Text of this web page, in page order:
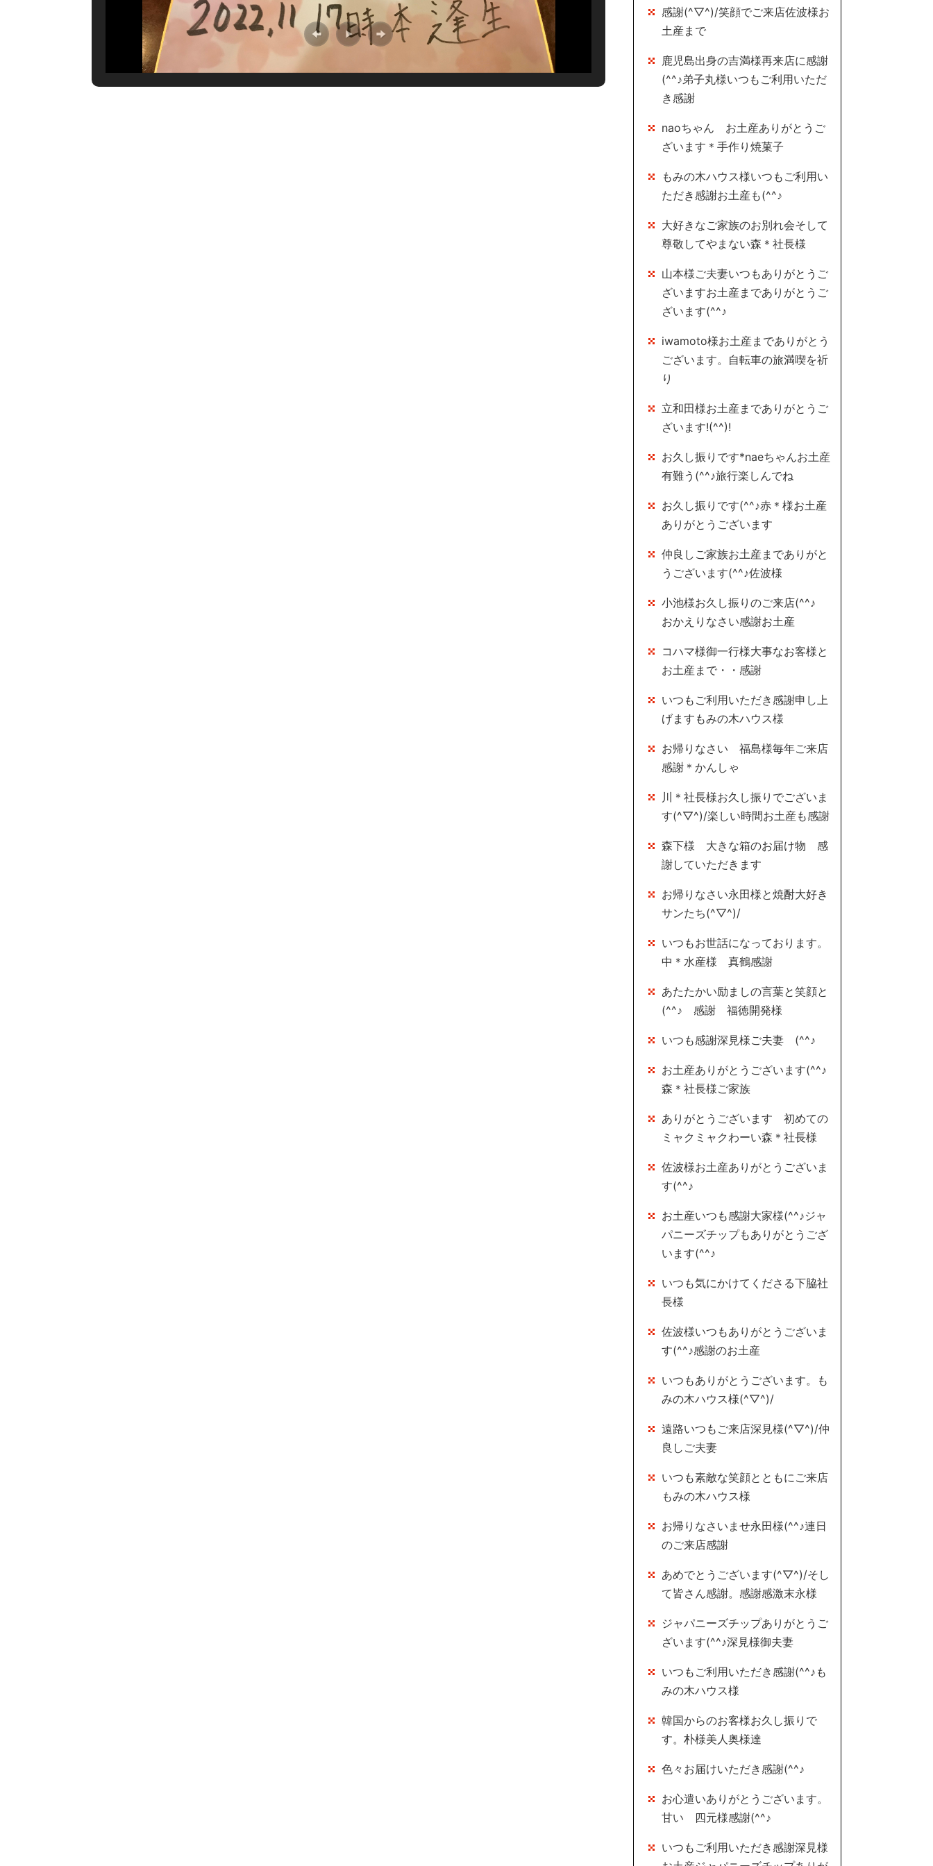
感謝(^▽^)/笑顔でご来店佐波様お
土産まで
鹿児島出身の吉満様再来店に感謝
(^^♪弟子丸様いつもご利用いただ
き感謝
naoちゃん お土産ありがとうご
ざいます＊手作り焼菓子
もみの木ハウス様いつもご利用い
ただき感謝お土産も(^^♪
大好きなご家族のお別れ会そして
尊敬してやまない森＊社長様
山本様ご夫妻いつもありがとうご
ざいますお土産までありがとうご
ざいます(^^♪
iwamoto様お土産までありがとう
ございます。自転車の旅満喫を祈
り
立和田様お土産までありがとうご
ざいます!(^^)!
お久し振りです*naeちゃんお土産
有難う(^^♪旅行楽しんでね
お久し振りです(^^♪赤＊様お土産
ありがとうございます
仲良しご家族お土産までありがと
うございます(^^♪佐波様
小池様お久し振りのご来店(^^♪
おかえりなさい感謝お土産
コハマ様御一行様大事なお客様と
お土産まで・・感謝
いつもご利用いただき感謝申し上
げますもみの木ハウス様
お帰りなさい 福島様毎年ご来店
感謝＊かんしゃ
川＊社長様お久し振りでございま
す(^▽^)/楽しい時間お土産も感謝
森下様 大きな箱のお届け物 感
謝していただきます
お帰りなさい永田様と焼酎大好き
サンたち(^▽^)/
いつもお世話になっております。
中＊水産様 真鶴感謝
あたたかい励ましの言葉と笑顔と
(^^♪ 感謝 福徳開発様
いつも感謝深見様ご夫妻 (^^♪
お土産ありがとうございます(^^♪
森＊社長様ご家族
ありがとうございます 初めての
ミャクミャクわーい森＊社長様
佐波様お土産ありがとうございま
す(^^♪
お土産いつも感謝大家様(^^♪ジャ
パニーズチップもありがとうござ
います(^^♪
いつも気にかけてくださる下脇社
長様
佐波様いつもありがとうございま
す(^^♪感謝のお土産
いつもありがとうございます。も
みの木ハウス様(^▽^)/
遠路いつもご来店深見様(^▽^)/仲
良しご夫妻
いつも素敵な笑顔とともにご来店
もみの木ハウス様
お帰りなさいませ永田様(^^♪連日
のご来店感謝
あめでとうございます(^▽^)/そし
て皆さん感謝。感謝感激末永様
ジャパニーズチップありがとうご
ざいます(^^♪深見様御夫妻
いつもご利用いただき感謝(^^♪も
みの木ハウス様
韓国からのお客様お久し振りで
す。朴様美人奥様達
色々お届けいただき感謝(^^♪
お心遣いありがとうございます。
甘い 四元様感謝(^^♪
いつもご利用いただき感謝深見様